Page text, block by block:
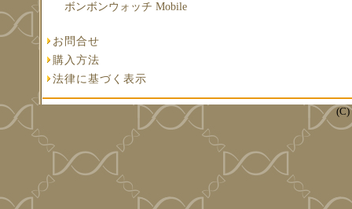
ボンボンウォッチ Mobile
お問合せ
購入方法
法律に基づく表示